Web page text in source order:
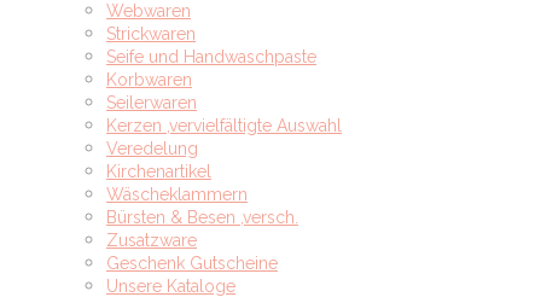
Webwaren
Strickwaren
Seife und Handwaschpaste
Korbwaren
Seilerwaren
Kerzen ,vervielfältigte Auswahl
Veredelung
Kirchenartikel
Wäscheklammern
Bürsten & Besen ,versch.
Zusatzware
Geschenk Gutscheine
Unsere Kataloge